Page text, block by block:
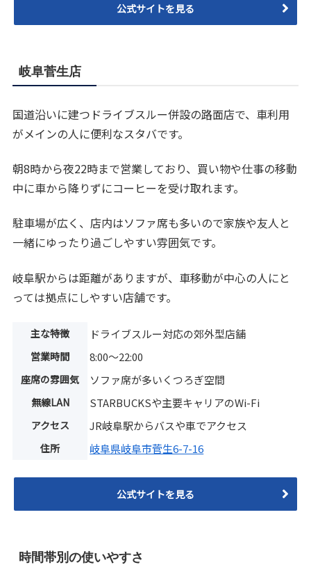
公式サイトを見る
岐阜菅生店
国道沿いに建つドライブスルー併設の路面店で、車利用
がメインの人に便利なスタバです。
朝8時から夜22時まで営業しており、買い物や仕事の移動
中に車から降りずにコーヒーを受け取れます。
駐車場が広く、店内はソファ席も多いので家族や友人と
一緒にゆったり過ごしやすい雰囲気です。
岐阜駅からは距離がありますが、車移動が中心の人にと
っては拠点にしやすい店舗です。
主な特徴 ドライブスルー対応の郊外型店舗
営業時間 8:00〜22:00
座席の雰囲気 ソファ席が多いくつろぎ空間
無線LAN STARBUCKSや主要キャリアのWi-Fi
アクセス JR岐阜駅からバスや車でアクセス
住所 岐阜県岐阜市菅生6-7-16
公式サイトを見る
時間帯別の使いやすさ